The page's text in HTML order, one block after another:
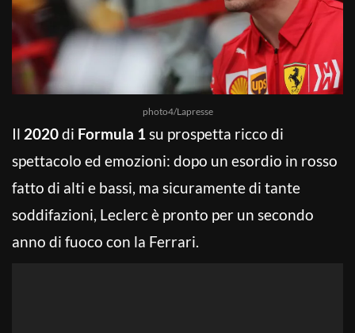
photo4/Lapresse
Il 2020di Formula 1su prospetta ricco di
spettacolo ed emozioni: dopo un esordio in rosso
fatto di alti e bassi, ma sicuramente di tante
soddifazioni, Leclerc è pronto per un secondo
anno di fuoco con la Ferrari.